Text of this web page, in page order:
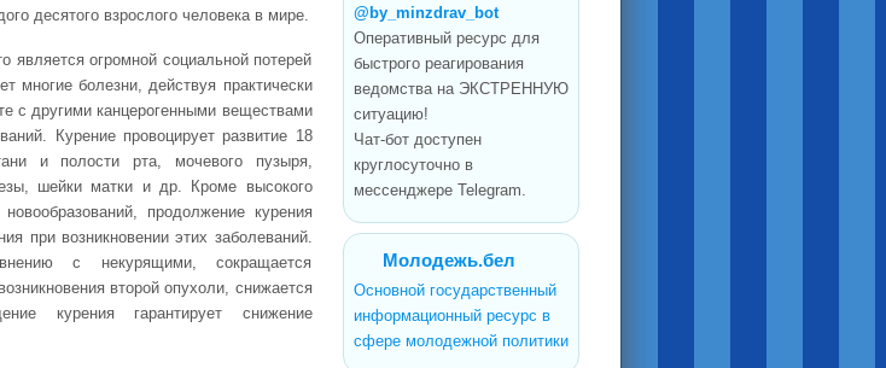
@by_minzdrav_bot
Оперативный ресурс для
быстрого реагирования
ведомства на ЭКСТРЕННУЮ
ситуацию!
Чат-бот доступен
круглосуточно в
мессенджере Telegram.
Молодежь.бел
Основной государственный
информационный ресурс в
сфере молодежной политики
десятого взрослого человека в мире.
является огромной социальной потерей
многие болезни, действуя практически
с другими канцерогенными веществами
Курение провоцирует развитие 18
и полости рта, мочевого пузыря,
шейки матки и др. Кроме высокого
продолжение курения
при возникновении этих заболеваний.
с некурящими, сокращается
второй опухоли, снижается
курения гарантирует снижение